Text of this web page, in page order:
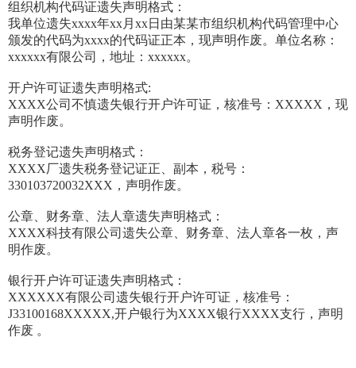
组织机构代码证遗失声明格式：
我单位遗失xxxx年xx月xx日由某某市组织机构代码管理中心
颁发的代码为xxxx的代码证正本，现声明作废。单位名称：
xxxxxx有限公司，地址：xxxxxx。
开户许可证遗失声明格式:
XXXX公司不慎遗失银行开户许可证，核准号：XXXXX，现
声明作废。
税务登记遗失声明格式：
XXXX厂遗失税务登记证正、副本，税号：
330103720032XXX，声明作废。
公章、财务章、法人章遗失声明格式：
XXXX科技有限公司遗失公章、财务章、法人章各一枚，声
明作废。
银行开户许可证遗失声明格式：
XXXXXX有限公司遗失银行开户许可证，核准号：
J33100168XXXXX,开户银行为XXXX银行XXXX支行，声明
作废 。